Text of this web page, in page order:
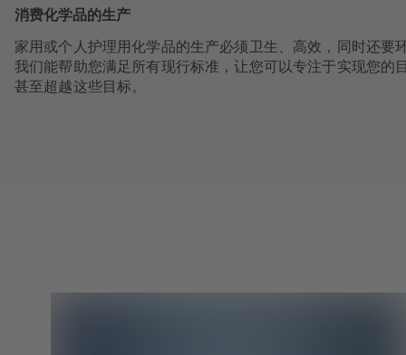
消费化学品的生产
家用或个人护理用化学品的生产必须卫生、高效，同时还要
我们能帮助您满足所有现行标准，让您可以专注于实现您的
甚至超越这些目标。